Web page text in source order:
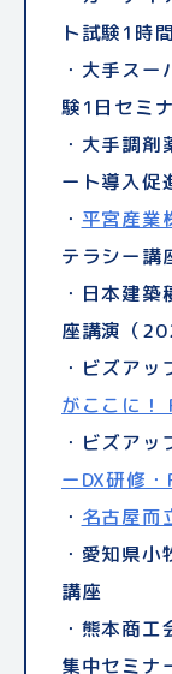
ト試験1時
・大手ス
験1日セミ
・大手調
ート導入促
・ 平宮産業
テラシー講
・日本建
座講演（
・ビズアッ
がここに！
・ビズアッ
ーDX研修
・ 名古屋而
・愛知県
講座
・熊本商
集中セミナ
・
Central入
・札幌国際
・White株
・Boxil
験）
・スキル
・ITEC 社
・ロゴス
・キッズウ
マーケテ
・キッズ
講座（公
・キッズ
講座（プロ
・ジェイ
講演
古屋 総合
日本ロレ
司会
・
・KT-NET
（
・JASPA
ベント司
・JASPA
賀詞交歓
・次世代
・第一回
レーター
・
エネルギー
・外資系
・CSPI Expo
社）
・デジタ
査員
・トップ
行MC
・HONDA
・ YM交通
1
/画像
・BizRobo!
・ ITパスポ
一答)
・渡辺の情
進ブック
東進 共
ックス 大
・日曜日
進ハイスク
・フジテ
放送
・美人百
格とは？
・GetNavi
する時代
YouTuber
（
/